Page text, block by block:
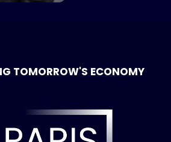
TOMORROW'S ECONOMY